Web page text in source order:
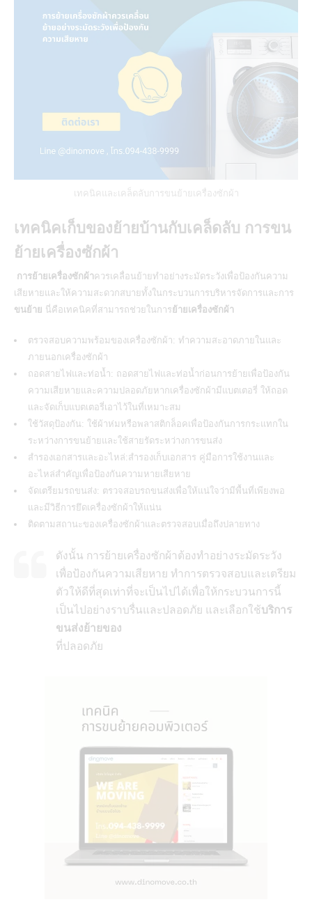
เทคนิคและเคล็ดลับการขนย้ายเครื่องซักผ้า
เทคนิคเก็บของย้ายบ้านกับเคล็ดลับ การขน
ย้ายเครื่องซักผ้า
การย้ายเครื่องซักผ้าควรเคลื่อนย้ายทำอย่างระมัดระวังเพื่อป้องกันความ
เสียหายและให้ความสะดวกสบายทั้งในกระบวนการบริหารจัดการและการ
ขนย้าย นี่คือเทคนิคที่สามารถช่วยในการย้ายเครื่องซักผ้า
ตรวจสอบความพร้อมของเครื่องซักผ้า: ทำความสะอาดภายในและ
ภายนอกเครื่องซักผ้า
ถอดสายไฟและท่อน้ำ: ถอดสายไฟและท่อน้ำก่อนการย้ายเพื่อป้องกัน
ความเสียหายและความปลอดภัยหากเครื่องซักผ้ามีแบตเตอรี่ ให้ถอด
และจัดเก็บแบตเตอรี่เอาไว้ในที่เหมาะสม
ใช้วัสดุป้องกัน: ใช้ผ้าห่มหรือพลาสติกล็อคเพื่อป้องกันการกระแทกใน
ระหว่างการขนย้ายและใช้สายรัดระหว่างการขนส่ง
สำรองเอกสารและอะไหล่:สำรองเก็บเอกสาร คู่มือการใช้งานและ
อะไหล่สำคัญเพื่อป้องกันความหายเสียหาย
จัดเตรียมรถขนส่ง: ตรวจสอบรถขนส่งเพื่อให้แน่ใจว่ามีพื้นที่เพียงพอ
และมีวิธีการยึดเครื่องซักผ้าให้แน่น
ติดตามสถานะของเครื่องซักผ้าและตรวจสอบเมื่อถึงปลายทาง
ดังนั้น การย้ายเครื่องซักผ้าต้องทำอย่างระมัดระวัง
เพื่อป้องกันความเสียหาย ทำการตรวจสอบและเตรียม
ตัวให้ดีที่สุดเท่าที่จะเป็นไปได้เพื่อให้กระบวนการนี้
เป็นไปอย่างราบรื่นและปลอดภัย และเลือกใช้บริการ
ขนส่งย้ายของ
ที่ปลอดภัย